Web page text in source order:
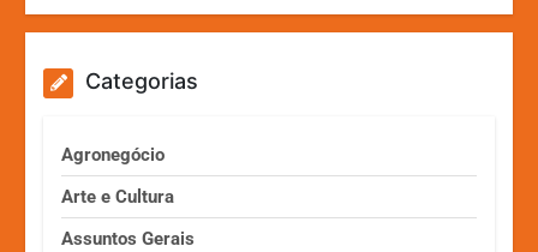
Categorias
Agronegócio
Arte e Cultura
Assuntos Gerais